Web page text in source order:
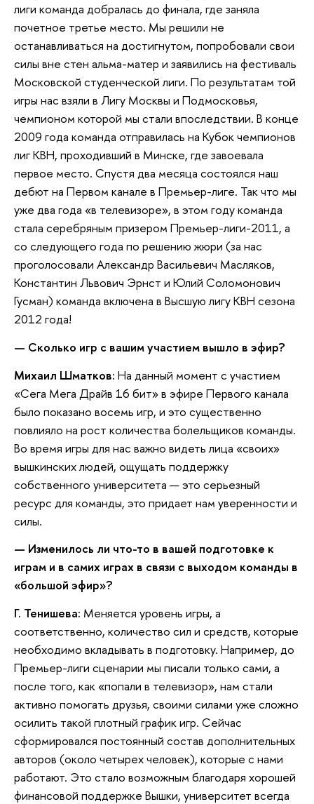
лиги команда добралась до финала, где заняла
почетное третье место. Мы решили не
останавливаться на достигнутом, попробовали свои
силы вне стен альма-матер и заявились на фестиваль
Московской студенческой лиги. По результатам той
игры нас взяли в Лигу Москвы и Подмосковья,
чемпионом которой мы стали впоследствии. В конце
2009 года команда отправилась на Кубок чемпионов
лиг КВН, проходивший в Минске, где завоевала
первое место. Спустя два месяца состоялся наш
дебют на Первом канале в Премьер-лиге. Так что мы
уже два года «в телевизоре», в этом году команда
стала серебряным призером Премьер-лиги-2011, а
со следующего года по решению жюри (за нас
проголосовали Александр Васильевич Масляков,
Константин Львович Эрнст и Юлий Соломонович
Гусман) команда включена в Высшую лигу КВН сезона
2012 года!
— Сколько игр с вашим участием вышло в эфир?
Михаил Шматков: На данный момент с участием
«Сега Мега Драйв 16 бит» в эфире Первого канала
было показано восемь игр, и это существенно
повлияло на рост количества болельщиков команды.
Во время игры для нас важно видеть лица «своих»
вышкинских людей, ощущать поддержку
собственного университета — это серьезный
ресурс для команды, это придает нам уверенности и
силы.
— Изменилось ли что-то в вашей подготовке к
играм и в самих играх в связи с выходом команды в
«большой эфир»?
Г. Тенишева: Меняется уровень игры, а
соответственно, количество сил и средств, которые
необходимо вкладывать в подготовку. Например, до
Премьер-лиги сценарии мы писали только сами, а
после того, как «попали в телевизор», нам стали
активно помогать друзья, своими силами уже сложно
осилить такой плотный график игр. Сейчас
сформировался постоянный состав дополнительных
авторов (около четырех человек), которые с нами
работают. Это стало возможным благодаря хорошей
финансовой поддержке Вышки, университет всегда